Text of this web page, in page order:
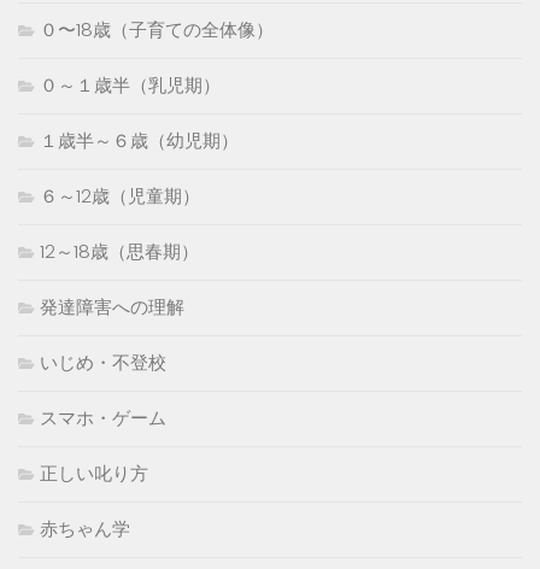
０〜18歳（子育ての全体像）
０～１歳半（乳児期）
１歳半～６歳（幼児期）
６～12歳（児童期）
12～18歳（思春期）
発達障害への理解
いじめ・不登校
スマホ・ゲーム
正しい叱り方
赤ちゃん学